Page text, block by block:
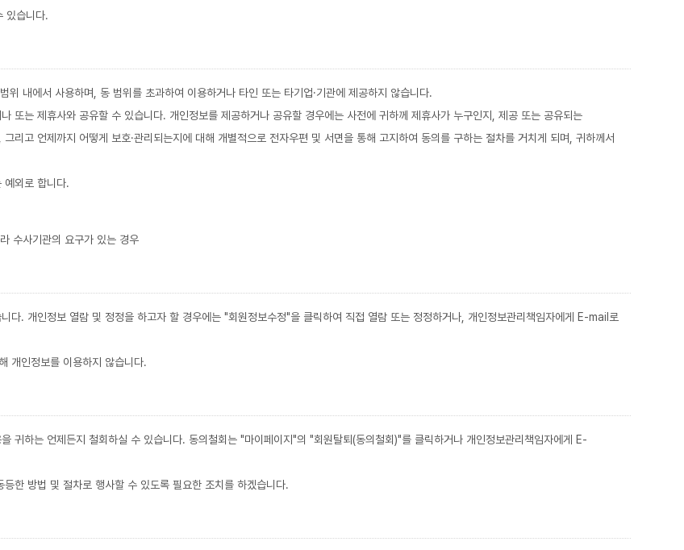
있습니다.
내에서 사용하며, 동 범위를 초과하여 이용하거나 타인 또는 타기업·기관에 제공하지 않습니다.
또는 제휴사와 공유할 수 있습니다. 개인정보를 제공하거나 공유할 경우에는 사전에 귀하께 제휴사가 누구인지, 제공 또는 공유되는
리고 언제까지 어떻게 보호·관리되는지에 대해 개별적으로 전자우편 및 서면을 통해 고지하여 동의를 구하는 절차를 거치게 되며, 귀하께서
예외로 합니다.
수사기관의 요구가 있는 경우
다. 개인정보 열람 및 정정을 하고자 할 경우에는 "회원정보수정"을 클릭하여 직접 열람 또는 정정하거나, 개인정보관리책임자에게 E-mail로
개인정보를 이용하지 않습니다.
귀하는 언제든지 철회하실 수 있습니다. 동의철회는 "마이페이지"의 "회원탈퇴(동의철회)"를 클릭하거나 개인정보관리책임자에게 E-
한 방법 및 절차로 행사할 수 있도록 필요한 조치를 하겠습니다.